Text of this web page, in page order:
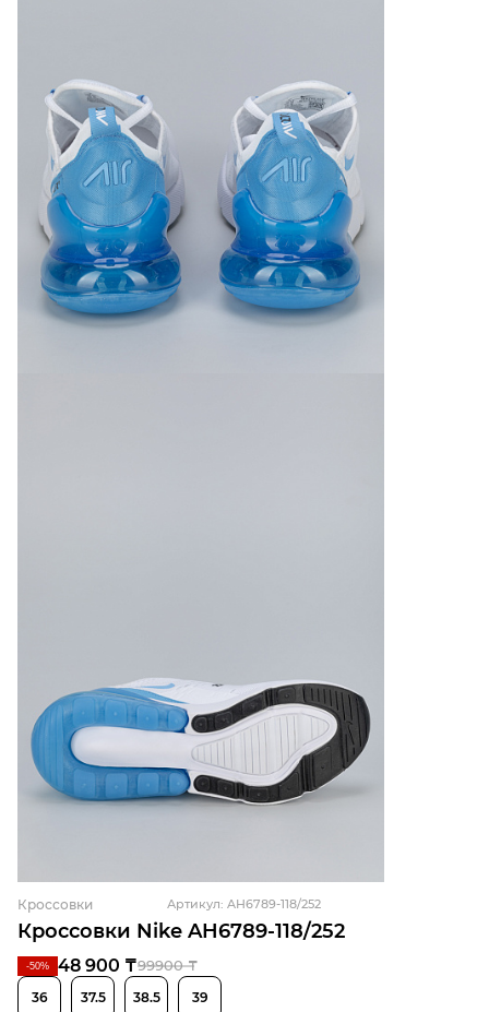
Кроссовки Nike AH6789-118/252
Кроссовки Артикул: AH6789-118/252
99900 ₸
48 900 ₸
-50%
36 37.5 38.5 39